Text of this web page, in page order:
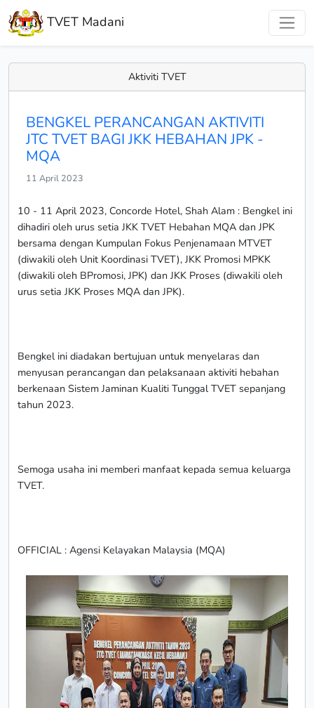
TVET Madani
Aktiviti TVET
BENGKEL PERANCANGAN AKTIVITI
JTC TVET BAGI JKK HEBAHAN JPK -
MQA
11 April 2023
10 - 11 April 2023, Concorde Hotel, Shah Alam : Bengkel ini
dihadiri oleh urus setia JKK TVET Hebahan MQA dan JPK
bersama dengan Kumpulan Fokus Penjenamaan MTVET
(diwakili oleh Unit Koordinasi TVET), JKK Promosi MPKK
(diwakili oleh BPromosi, JPK) dan JKK Proses (diwakili oleh
urus setia JKK Proses MQA dan JPK).
Bengkel ini diadakan bertujuan untuk menyelaras dan
menyusan perancangan dan pelaksanaan aktiviti hebahan
berkenaan Sistem Jaminan Kualiti Tunggal TVET sepanjang
tahun 2023.
Semoga usaha ini memberi manfaat kepada semua keluarga
TVET.
OFFICIAL : Agensi Kelayakan Malaysia (MQA)